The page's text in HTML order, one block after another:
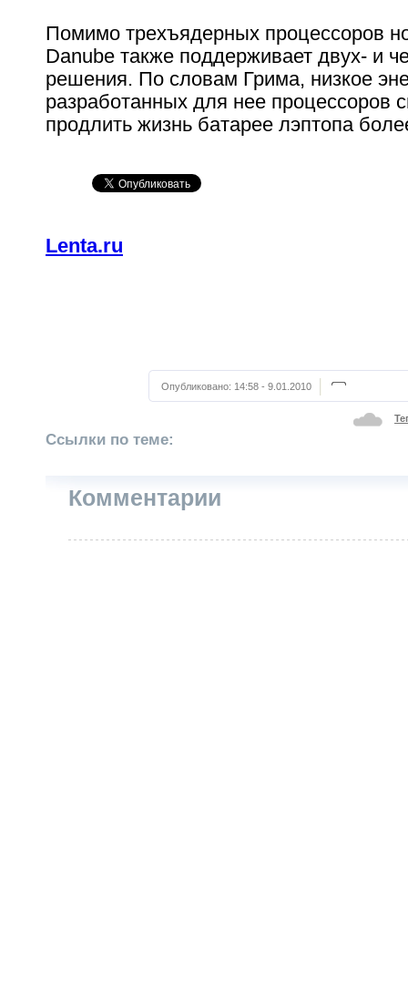
Помимо трехъядерных процессоров
Danube также поддерживает двух- и
решения. По словам Грима, низкое
разработанных для нее процессоров
продлить жизнь батарее лэптопа
Lenta.ru
Опубликовано: 14:58 - 9.01.2010
Ссылки по теме:
Комментарии